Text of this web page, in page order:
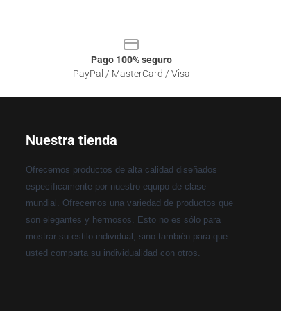
Pago 100% seguro
PayPal / MasterCard / Visa
Nuestra tienda
Ofrecemos productos de alta calidad diseñados
específicamente por nuestro equipo de clase
mundial. Ofrecemos una variedad de productos que
son elegantes y hermosos. Esto no es sólo para
mostrar su estilo individual, sino también para que
usted comparta su individualidad con otros.